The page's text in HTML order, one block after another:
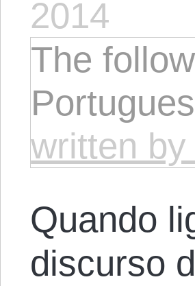
2014
The
written
Quando
discurso